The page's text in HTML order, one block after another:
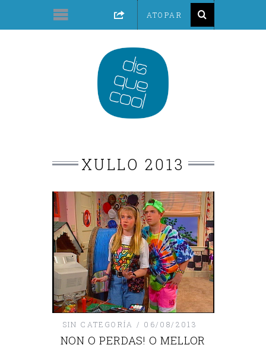
XULLO 2013
SIN CATEGORÍA 06/08/2013
NON O PERDAS! O MELLOR